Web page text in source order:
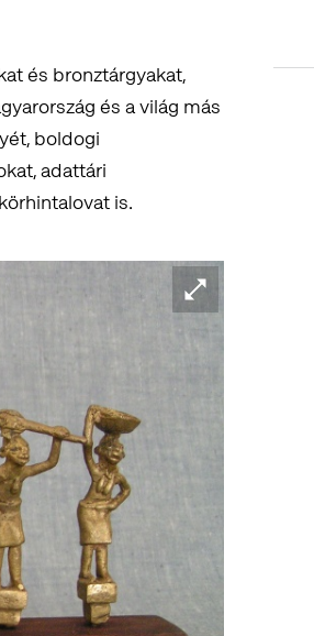
és bronztárgyakat,
és a világ más
boldogi
adattári
is.